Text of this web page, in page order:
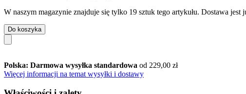
W naszym magazynie znajduje się tylko 19 sztuk tego artykułu. Dostawa
Do koszyka
Polska: Darmowa wysyłka standardowa od 229,00 zł
Więcej informacji na temat wysyłki i dostawy